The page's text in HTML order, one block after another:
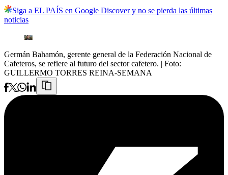
Siga a EL PAÍS en Google Discover y no se pierda las últimas
noticias
Germán Bahamón, gerente general de la Federación Nacional de
Cafeteros, se refiere al futuro del sector cafetero. | Foto:
GUILLERMO TORRES REINA-SEMANA